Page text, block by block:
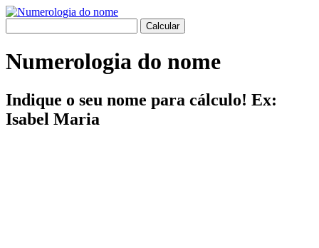
Numerologia do nome
Indique o seu nome para cálculo! Ex:
Isabel Maria